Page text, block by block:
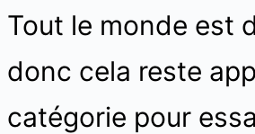
Tout le monde est
donc cela reste
catégorie pour